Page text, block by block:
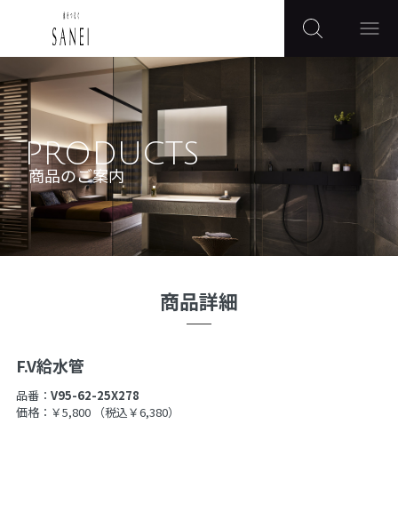
PRODUCTS
商品のご案内
商品詳細
F.V給水管
品番： V95-62-25X278
価格：￥5,800
（税込￥6,380）